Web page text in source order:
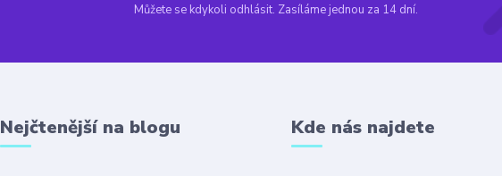
Můžete se kdykoli odhlásit. Zasíláme jednou za 14 dní.
Nejčtenější na blogu Kde nás najdete